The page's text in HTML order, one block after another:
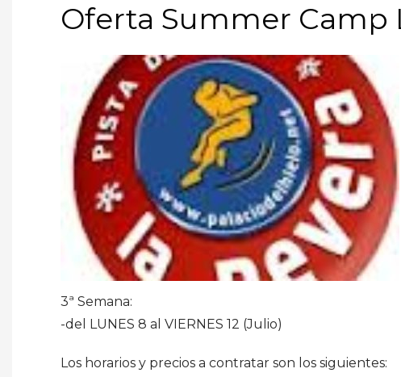
Oferta Summer Camp
3ª Semana:
-del LUNES 8 al VIERNES 12 (Julio)
Los horarios y precios a contratar son los siguientes: